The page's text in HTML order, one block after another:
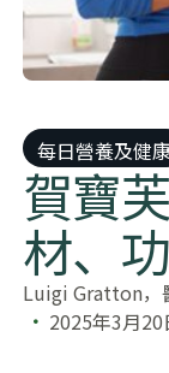
每日營養及健
賀寶
材、
Luigi Gratton，
2025年3月20